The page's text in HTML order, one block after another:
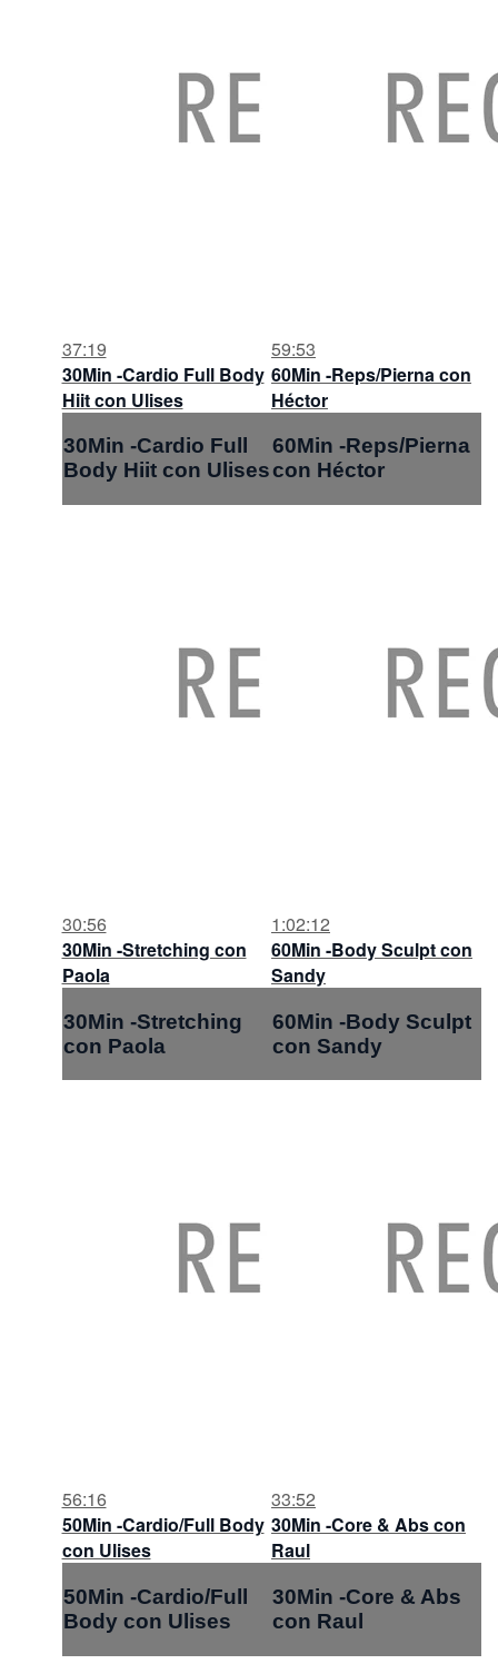
37:19
30Min -Cardio Full Body
Hiit con Ulises
30Min -Cardio Full
Body Hiit con Ulises
59:53
60Min -Reps/Pierna con
Héctor
60Min -Reps/Pierna
con Héctor
30:56
30Min -Stretching con
Paola
30Min -Stretching
con Paola
1:02:12
60Min -Body Sculpt con
Sandy
60Min -Body Sculpt
con Sandy
56:16
50Min -Cardio/Full Body
con Ulises
50Min -Cardio/Full
Body con Ulises
33:52
30Min -Core & Abs con
Raul
30Min -Core & Abs
con Raul